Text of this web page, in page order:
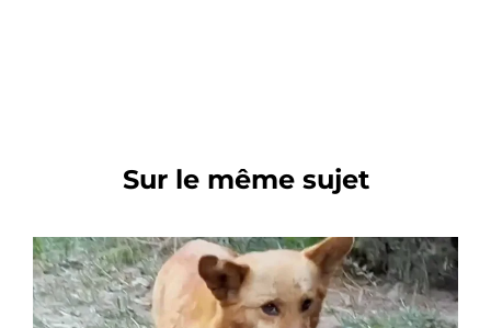
Sur le même sujet